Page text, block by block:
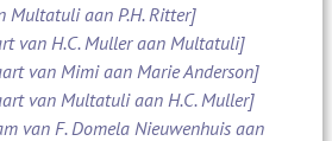
Multatuli aan P.H. Ritter]
van H.C. Muller aan Multatuli]
van Mimi aan Marie Anderson]
van Multatuli aan H.C. Muller]
van F. Domela Nieuwenhuis aan